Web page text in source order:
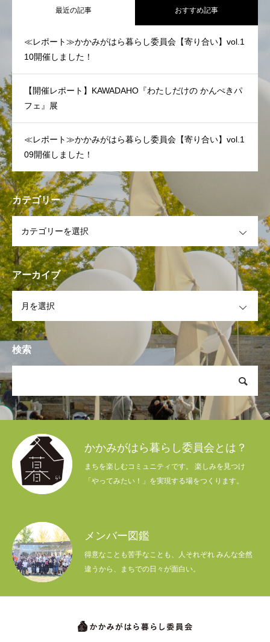
最近の記事 おすすめ記事
≪レポート≫かかみがはら暮らし委員会【寄り合い】vol.1
10開催しました！
【開催レポート】KAWADAHO『わたしだけの かんぺきパ
フェ』展
≪レポート≫かかみがはら暮らし委員会【寄り合い】vol.1
09開催しました！
カテゴリー
アーカイブ
検索
かかみがはら暮らし委員会とは？
まちを楽しむコミュニティです。 楽しみを見つけ
「やってみたい！」を実現する場をつくります。
メンバー図鑑
得意なことも苦手なことも、人それぞれ みんな全然
違うから、まちでの日々が面白い。